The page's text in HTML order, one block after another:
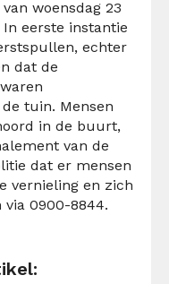
woensdag 23
eerste instantie
echter
dat de
tuin. Mensen
in de buurt,
van de
dat er mensen
vernieling en zich
0900-8844.